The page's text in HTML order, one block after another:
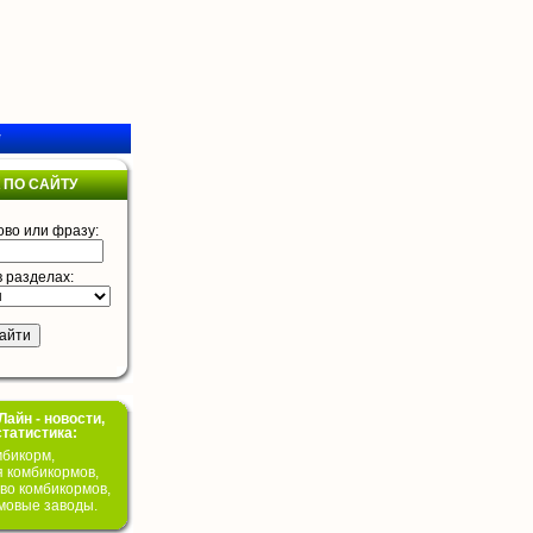
САЙТУ
или фразу:
разделах:
- новости,
комбикормов,
комбикормов,
заводы.